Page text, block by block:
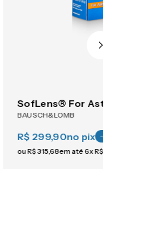
SofLens® For
BAUSCH&LOMB
R$ 299,90no pix -5
ouR$315,68em até6xR$